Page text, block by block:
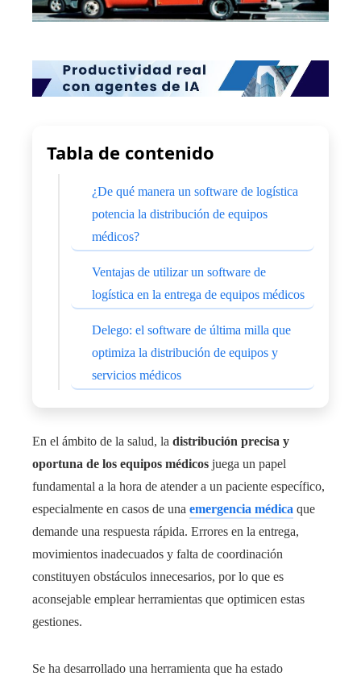
Tabla de contenido
¿De qué manera un software de logística
potencia la distribución de equipos
médicos?
Ventajas de utilizar un software de
logística en la entrega de equipos médicos
Delego: el software de última milla que
optimiza la distribución de equipos y
servicios médicos
En el ámbito de la salud, la distribución precisa y
oportuna de los equipos médicos juega un papel
fundamental a la hora de atender a un paciente específico,
especialmente en casos de una emergencia médica que
demande una respuesta rápida. Errores en la entrega,
movimientos inadecuados y falta de coordinación
constituyen obstáculos innecesarios, por lo que es
aconsejable emplear herramientas que optimicen estas
gestiones.
Se ha desarrollado una herramienta que ha estado